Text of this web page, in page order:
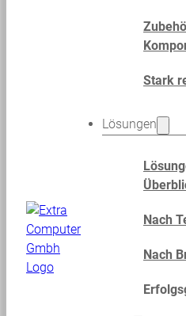
Stark
Lösungen
Nach
Nach